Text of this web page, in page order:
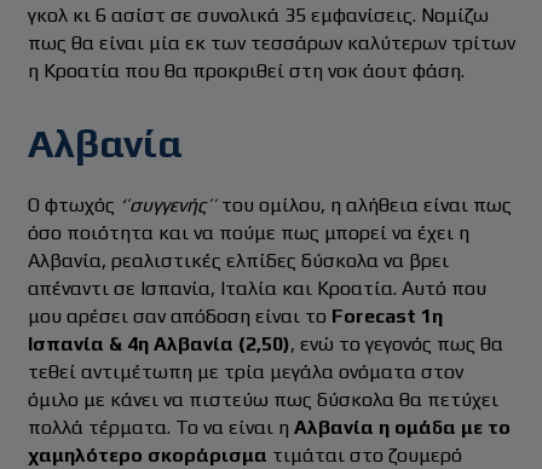
γκολ κι 6 ασίστ σε συνολικά 35 εμφανίσεις. Νομίζω
πως θα είναι μία εκ των τεσσάρων καλύτερων τρίτων
η Κροατία που θα προκριθεί στη νοκ άουτ φάση.
Αλβανία
Ο φτωχός ‘’συγγενής’’του ομίλου, η αλήθεια είναι πως
όσο ποιότητα και να πούμε πως μπορεί να έχει η
Αλβανία, ρεαλιστικές ελπίδες δύσκολα να βρει
απέναντι σε Ισπανία, Ιταλία και Κροατία. Αυτό που
μου αρέσει σαν απόδοση είναι το Forecast 1η
Ισπανία & 4η Αλβανία (2,50), ενώ το γεγονός πως θα
τεθεί αντιμέτωπη με τρία μεγάλα ονόματα στον
όμιλο με κάνει να πιστεύω πως δύσκολα θα πετύχει
πολλά τέρματα. Το να είναι η Αλβανία η ομάδα με το
χαμηλότερο σκοράρισμα τιμάται στο ζουμερό